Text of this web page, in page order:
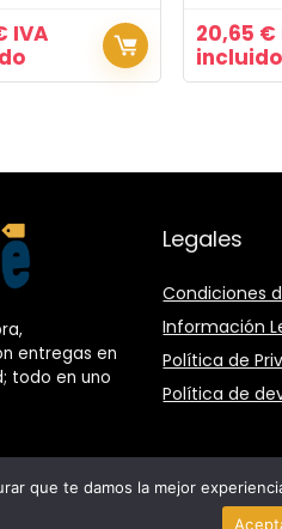
IVA
20,65 €
incluido
entregas en
todo en uno
Legales
Condiciones
Información
Política de
Política de
. Todos los derechos reservados
que te damos la mejor